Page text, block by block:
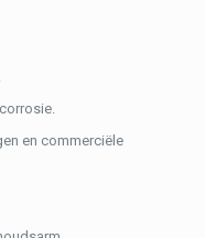
en commerciële